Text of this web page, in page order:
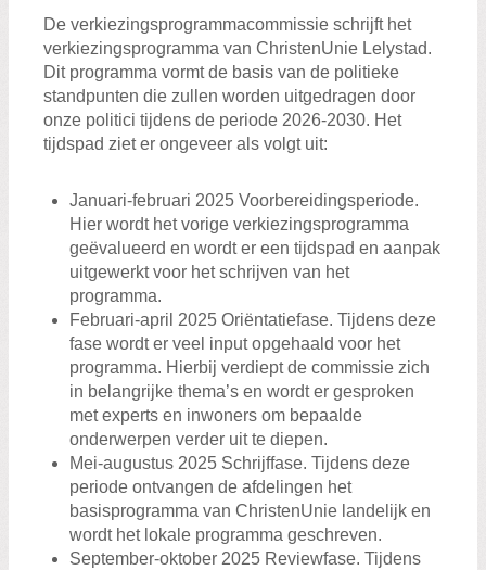
De verkiezingsprogrammacommissie schrijft het
verkiezingsprogramma van ChristenUnie Lelystad.
Dit programma vormt de basis van de politieke
standpunten die zullen worden uitgedragen door
onze politici tijdens de periode 2026-2030. Het
tijdspad ziet er ongeveer als volgt uit:
Januari-februari 2025 Voorbereidingsperiode.
Hier wordt het vorige verkiezingsprogramma
geëvalueerd en wordt er een tijdspad en aanpak
uitgewerkt voor het schrijven van het
programma.
Februari-april 2025 Oriëntatiefase. Tijdens deze
fase wordt er veel input opgehaald voor het
programma. Hierbij verdiept de commissie zich
in belangrijke thema’s en wordt er gesproken
met experts en inwoners om bepaalde
onderwerpen verder uit te diepen.
Mei-augustus 2025 Schrijffase. Tijdens deze
periode ontvangen de afdelingen het
basisprogramma van ChristenUnie landelijk en
wordt het lokale programma geschreven.
September-oktober 2025 Reviewfase. Tijdens